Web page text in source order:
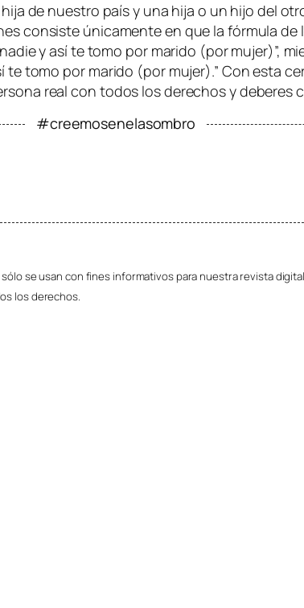
de nuestro país y una hija o un hijo del
consiste únicamente en que la fórmula de
y así te tomo por marido (por mujer)”,
tomo por marido (por mujer).” Con esta
real con todos los derechos y deberes
#creemosenelasombro
sólo se usan con fines informativos para nuestra revista
los derechos.